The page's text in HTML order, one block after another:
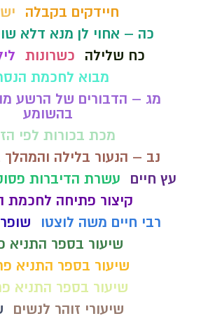
חיידקים בקבלה
כה – אחוי לן מנא דלא
כח שלילה
כשרונות
מבוא לחכמת
מג – הדבורים של הרשע
בהשומע
מכת בכורות לפי
נב – הנעור בלילה והמהלך
עץ חיים
עשרת הדיברות
קיצור פתיחה לחכמת
רבי חיים משה לוצטו
שיעור בספר התניא
שיעור בספר התניא
שיעור בספר התניא
שיעורי זוהר לנשים